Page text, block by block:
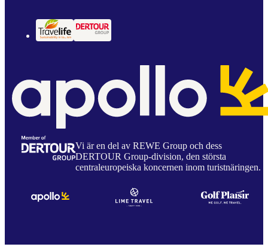
Vi är en del av REWE Group och dess
DERTOUR Group-division, den största
centraleuropeiska koncernen inom turistnäringen.